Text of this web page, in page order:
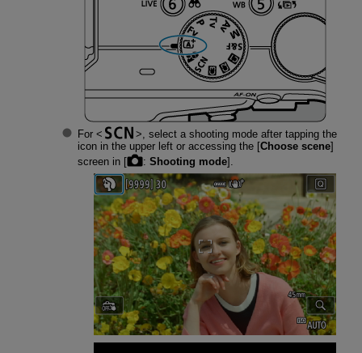
For
, select a shooting mode after tapping the
icon in the upper left or accessing the [Choose scene]
screen in [
: Shooting mode].